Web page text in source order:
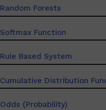
Random Forests
Softmax Function
Rule Based System
Cumulative Distribution
Odds (Probability)